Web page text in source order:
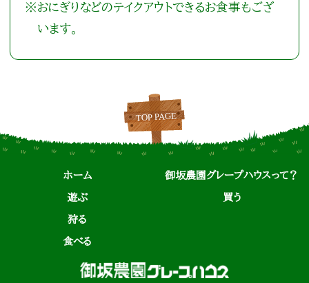
※おにぎりなどのテイクアウトできるお食事もござ
います。
ホーム 御坂農園グレープハウスって？
遊ぶ 買う
狩る
食べる